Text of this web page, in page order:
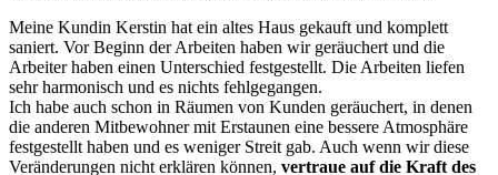
Meine Kundin Kerstin hat ein altes Haus gekauft und komplett
saniert. Vor Beginn der Arbeiten haben wir geräuchert und die
Arbeiter haben einen Unterschied festgestellt. Die Arbeiten liefen
sehr harmonisch und es nichts fehlgegangen.
Ich habe auch schon in Räumen von Kunden geräuchert, in denen
die anderen Mitbewohner mit Erstaunen eine bessere Atmosphäre
festgestellt haben und es weniger Streit gab. Auch wenn wir diese
Veränderungen nicht erklären können, vertraue auf die Kraft des